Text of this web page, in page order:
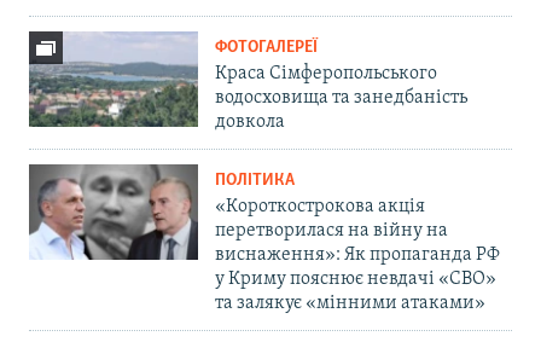
ФОТОГАЛЕРЕЇ
Краса Сімферопольського
водосховища та занедбаність
довкола
ПОЛІТИКА
«Короткострокова акція
перетворилася на війну на
виснаження»: Як пропаганда РФ
у Криму пояснює невдачі «СВО»
та залякує «мінними атаками»